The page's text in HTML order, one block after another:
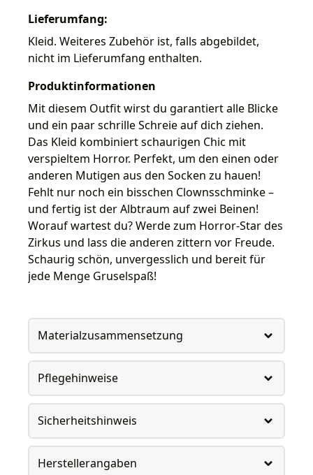
Lieferumfang:
Kleid. Weiteres Zubehör ist, falls abgebildet,
nicht im Lieferumfang enthalten.
Produktinformationen
Mit diesem Outfit wirst du garantiert alle Blicke
und ein paar schrille Schreie auf dich ziehen.
Das Kleid kombiniert schaurigen Chic mit
verspieltem Horror. Perfekt, um den einen oder
anderen Mutigen aus den Socken zu hauen!
Fehlt nur noch ein bisschen Clownsschminke –
und fertig ist der Albtraum auf zwei Beinen!
Worauf wartest du? Werde zum Horror-Star des
Zirkus und lass die anderen zittern vor Freude.
Schaurig schön, unvergesslich und bereit für
jede Menge Gruselspaß!
Materialzusammensetzung
Pflegehinweise
Sicherheitshinweis
Herstellerangaben